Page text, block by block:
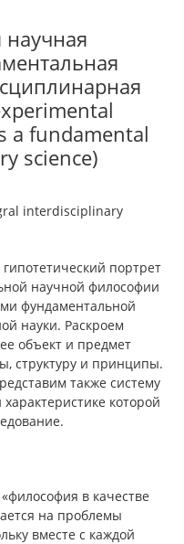
научная
a fundamental
science)
interdisciplinary
портрет
научной философии
фундаментальной
науки. Раскроем
объект и предмет
структуру и принципы.
также систему
которой
в качестве
на проблемы
вместе с каждой